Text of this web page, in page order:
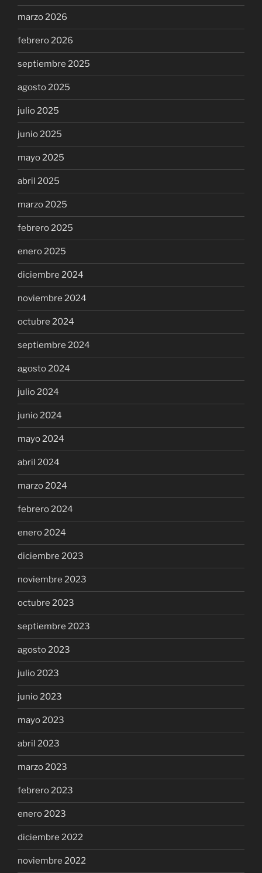
marzo 2026
febrero 2026
septiembre 2025
agosto 2025
julio 2025
junio 2025
mayo 2025
abril 2025
marzo 2025
febrero 2025
enero 2025
diciembre 2024
noviembre 2024
octubre 2024
septiembre 2024
agosto 2024
julio 2024
junio 2024
mayo 2024
abril 2024
marzo 2024
febrero 2024
enero 2024
diciembre 2023
noviembre 2023
octubre 2023
septiembre 2023
agosto 2023
julio 2023
junio 2023
mayo 2023
abril 2023
marzo 2023
febrero 2023
enero 2023
diciembre 2022
noviembre 2022